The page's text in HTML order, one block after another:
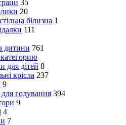
35
20
білизна 1
111
дитини 761
для дітей 8
крісла 237
9
годування 394
9
4
7